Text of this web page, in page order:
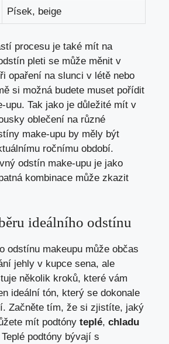
Písek, beige
procesu je také mít na
pleti se může měnit v
opaření na slunci v létě nebo
si možná budete muset pořídit
upu. Tak jako je důležité mít v
oblečení na různé
make-upu by měly být
ročnímu období.
odstín make-upu je jako
kombinace může zkazit
ideálního odstínu
odstínu makeupu může občas
jehly v kupce sena, ale
několik kroků, které vám
ideální tón, který se dokonale
Začněte tím, že si zjistíte, jaký
mít podtóny teplé, chladu
Teplé podtóny bývají s